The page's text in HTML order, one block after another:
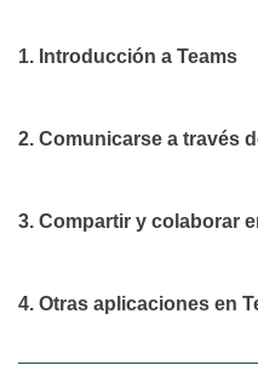
1. Introducción a Teams
2. Comunicarse a través
3. Compartir y colaborar
4. Otras aplicaciones en